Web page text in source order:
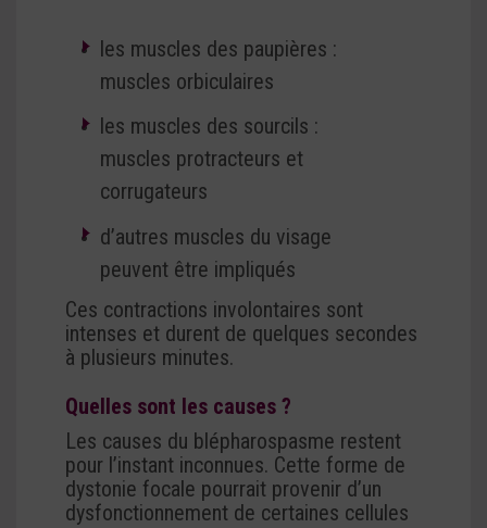
les muscles des paupières :
muscles orbiculaires
les muscles des sourcils :
muscles protracteurs et
corrugateurs
d’autres muscles du visage
peuvent être impliqués
Ces contractions involontaires sont
intenses et durent de quelques secondes
à plusieurs minutes.
Quelles sont les causes ?
Les causes du blépharospasme restent
pour l’instant inconnues. Cette forme de
dystonie focale pourrait provenir d’un
dysfonctionnement de certaines cellules